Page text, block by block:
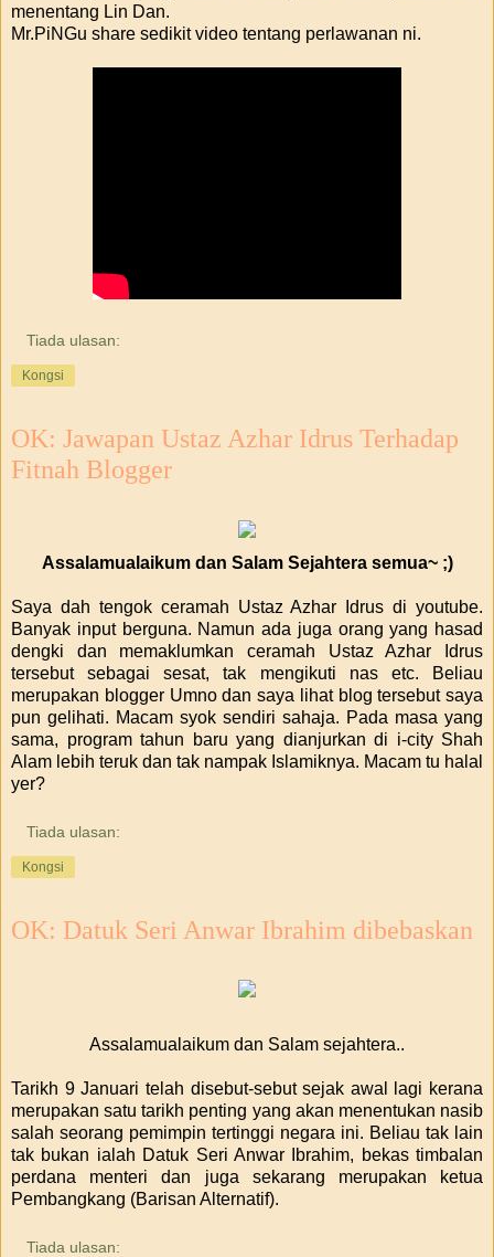
menentang Lin Dan.
Mr.PiNGu share sedikit video tentang perlawanan ni.
Tiada ulasan:
Kongsi
OK: Jawapan Ustaz Azhar Idrus Terhadap
Fitnah Blogger
Assalamualaikum dan Salam Sejahtera semua~ ;)
Saya dah tengok ceramah Ustaz Azhar Idrus di youtube.
Banyak input berguna. Namun ada juga orang yang hasad
dengki dan memaklumkan ceramah Ustaz Azhar Idrus
tersebut sebagai sesat, tak mengikuti nas etc. Beliau
merupakan blogger Umno dan saya lihat blog tersebut saya
pun gelihati. Macam syok sendiri sahaja. Pada masa yang
sama, program tahun baru yang dianjurkan di i-city Shah
Alam lebih teruk dan tak nampak Islamiknya. Macam tu halal
yer?
Tiada ulasan:
Kongsi
OK: Datuk Seri Anwar Ibrahim dibebaskan
Assalamualaikum dan Salam sejahtera..
Tarikh 9 Januari telah disebut-sebut sejak awal lagi kerana
merupakan satu tarikh penting yang akan menentukan nasib
salah seorang pemimpin tertinggi negara ini. Beliau tak lain
tak bukan ialah Datuk Seri Anwar Ibrahim, bekas timbalan
perdana menteri dan juga sekarang merupakan ketua
Pembangkang (Barisan Alternatif).
Tiada ulasan: